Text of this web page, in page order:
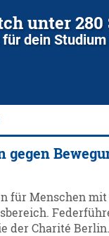
unter
dein
für Menschen
der Charité Berlin.